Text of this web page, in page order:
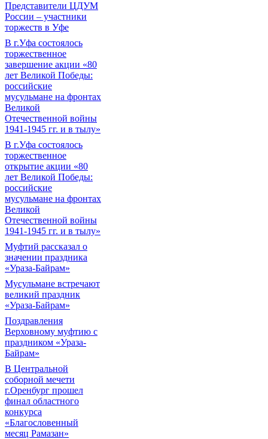
Представители ЦДУМ
России – участники
торжеств в Уфе
В г.Уфа состоялось
торжественное
завершение акции «80
лет Великой Победы:
российские
мусульмане на фронтах
Великой
Отечественной войны
1941-1945 гг. и в тылу»
В г.Уфа состоялось
торжественное
открытие акции «80
лет Великой Победы:
российские
мусульмане на фронтах
Великой
Отечественной войны
1941-1945 гг. и в тылу»
Муфтий рассказал о
значении праздника
«Ураза-Байрам»
Мусульмане встречают
великий праздник
«Ураза-Байрам»
Поздравления
Верховному муфтию с
праздником «Ураза-
Байрам»
В Центральной
соборной мечети
г.Оренбург прошел
финал областного
конкурса
«Благословенный
месяц Рамазан»